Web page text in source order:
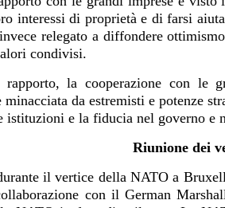
interessi di proprietà e di farsi
relegato a diffondere
condivisi.
rapporto, la cooperazione con le
minacciata da estremisti e potenze
istituzioni e la fiducia nel governo e
Riunione dei
il vertice della NATO a
con il German